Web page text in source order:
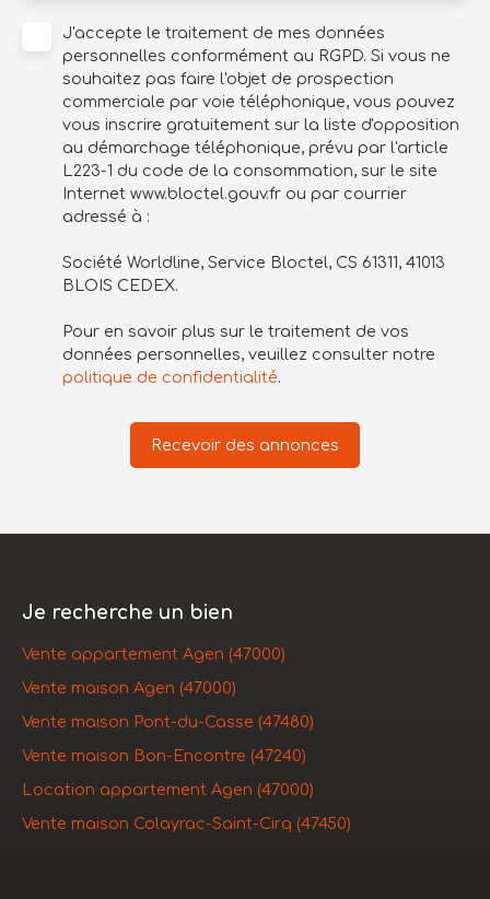
J'accepte le traitement de mes données
personnelles conformément au RGPD. Si vous ne
souhaitez pas faire l'objet de prospection
commerciale par voie téléphonique, vous pouvez
vous inscrire gratuitement sur la liste d'opposition
au démarchage téléphonique, prévu par l'article
L223-1 du code de la consommation, sur le site
Internet www.bloctel.gouv.fr ou par courrier
adressé à :
Société Worldline, Service Bloctel, CS 61311, 41013
BLOIS CEDEX.
Pour en savoir plus sur le traitement de vos
données personnelles, veuillez consulter notre
politique de confidentialité.
Recevoir des annonces
Je recherche un bien
Vente appartement Agen (47000)
Vente maison Agen (47000)
Vente maison Pont-du-Casse (47480)
Vente maison Bon-Encontre (47240)
Location appartement Agen (47000)
Vente maison Colayrac-Saint-Cirq (47450)